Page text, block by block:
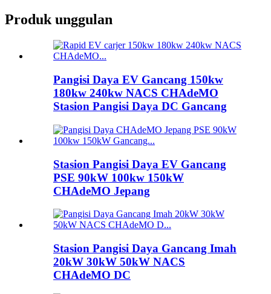
Produk unggulan
Pangisi Daya EV Gancang 150kw
180kw 240kw NACS CHAdeMO
Stasion Pangisi Daya DC Gancang
Stasion Pangisi Daya EV Gancang
PSE 90kW 100kw 150kW
CHAdeMO Jepang
Stasion Pangisi Daya Gancang Imah
20kW 30kW 50kW NACS
CHAdeMO DC